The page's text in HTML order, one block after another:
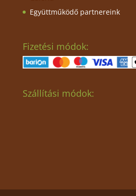
Együttműködő partnereink
Fizetési módok:
Szállítási módok: